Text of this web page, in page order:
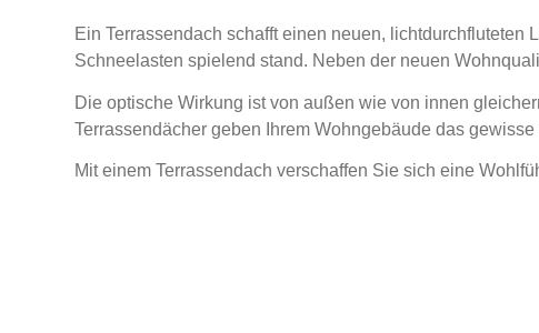
Ein Terrassendach schafft einen neuen,
Schneelasten spielend stand. Neben der neuen
Die optische Wirkung ist von außen wie von innen
Terrassendächer geben Ihrem Wohngebäude das gewisse
Mit einem Terrassendach verschaffen Sie sich eine